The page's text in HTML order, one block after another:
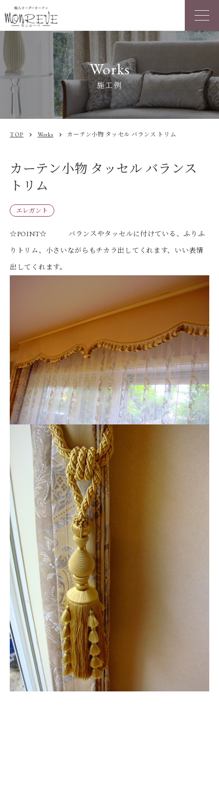
Works
施工例
TOP chevron_right Works chevron_right カーテン小物 タッセル バランス トリム
カーテン小物 タッセル バランス
トリム
エレガント
☆POINT☆ バランスやタッセルに付けている、ふりふ
りトリム、小さいながらもチカラ出してくれます、いい表情
出してくれます。